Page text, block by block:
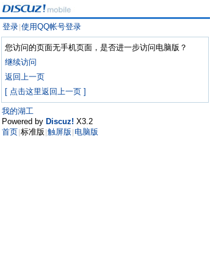
登录 使用QQ帐号登录
您访问的页面无手机页面，是否进一步访问电脑版？
继续访问
返回上一页
[ 点击这里返回上一页 ]
我的湖工
Powered by Discuz! X3.2
首页 标准版 触屏版 电脑版